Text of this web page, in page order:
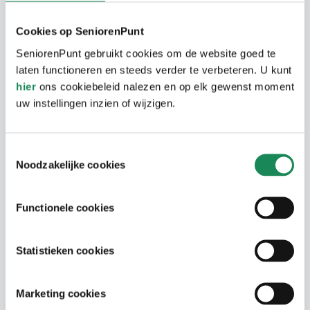
Cookies op SeniorenPunt
SeniorenPunt gebruikt cookies om de website goed te
laten functioneren en steeds verder te verbeteren. U kunt
hier ons cookiebeleid nalezen en op elk gewenst moment
uw instellingen inzien of wijzigen.
Noodzakelijke cookies
Functionele cookies
Statistieken cookies
Marketing cookies
In de omgeving zijn verschillende winkels
op loopafstand. Binnen 10 minuten wandelt
u ook naar de bruisende binnenstad en het
Centraal Station. Dankzij een bushalte om
de hoek bent u ook met het openbaar
(Buizerdhof) ligt in de groene en
karakteristieke buurt Villapark. Er is veel
gezelligheid in de ontmoetingsruimte met
terras. Hier ontmoeten bewoners elkaar op
appartementen verdeeld over 4